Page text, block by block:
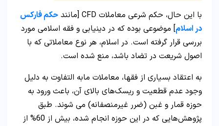
با این حال، حکم شرعی معاملات CFD [مانند
حکم فارکس
در اسلام] موضوعی بوده که در دینیابی و فقه اسلامی مورد
بررسی قرار گرفته است. در اسلام، هر نوع معاملاتی که با
اصول شریعت در تضاد باشد، منع شده است.
به اعتقاد بسیاری از فقها، معاملات مابه التفاوت به دلیل
وجود عدم قطعیت و ریسک‌های بالای آن، باعث ورود به
حوزه قمار و غبن (ضرر غیرمنصفانه) می شوند. طبق
پژوهش‌هایی که در این حوزه انجام شده، بیش از 60% از